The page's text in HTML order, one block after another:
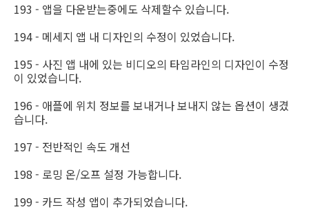
193 - 앱을 다운받는중에도 삭제할수 있습니다.
194 - 메세지 앱 내 디자인의 수정이 있었습니다.
195 - 사진 앱 내에 있는 비디오의 타임라인의 디자인이 수정
이 있었습니다.
196 - 애플에 위치 정보를 보내거나 보내지 않는 옵션이 생겼
습니다.
197 - 전반적인 속도 개선
198 - 로밍 온/오프 설정 가능합니다.
199 - 카드 작성 앱이 추가되었습니다.